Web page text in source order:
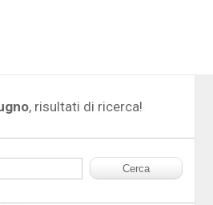
, risultati di ricerca!